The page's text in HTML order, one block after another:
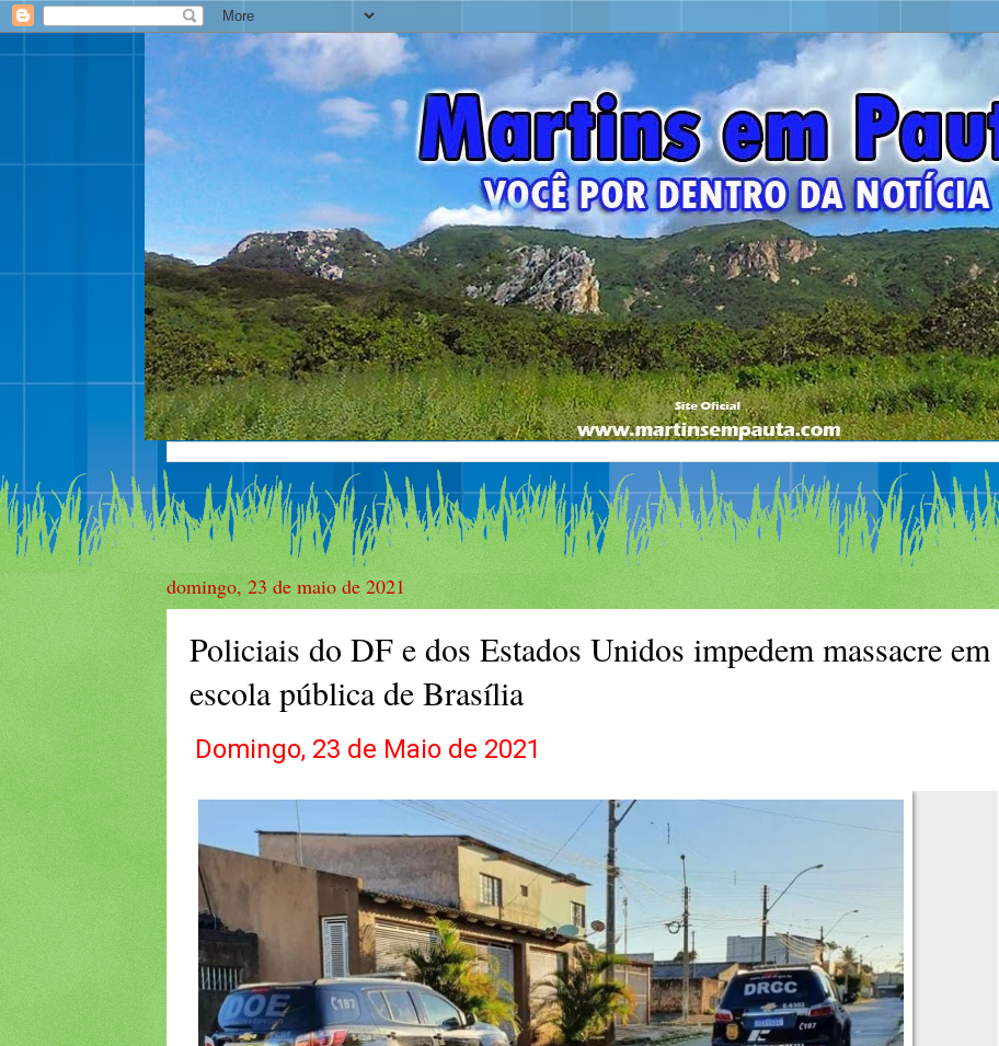
domingo, 23 de maio de 2021
Policiais do DF e dos Estados Unidos impedem massacre em
escola pública de Brasília
Domingo, 23 de Maio de 2021